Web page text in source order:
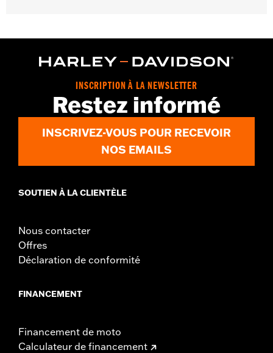
Installation Instructions
Pair
All necessary mounting hardware
WARRANTY:1 year limited warranty – Go towww.h-
d.com/warrantyfor full details
INSCRIPTION À LA NEWSLETTER
Restez informé
INSCRIVEZ-VOUS POUR RECEVOIR
NOS EMAILS
SOUTIEN À LA CLIENTÈLE
Nous contacter
Offres
Déclaration de conformité
FINANCEMENT
Financement de moto
Calculateur de financement